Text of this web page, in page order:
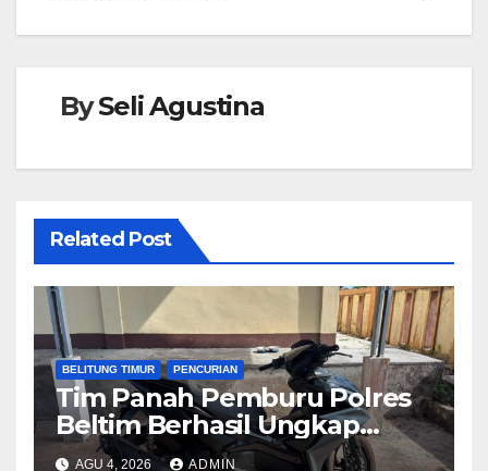
BySeli Agustina
Related Post
BELITUNG TIMUR PENCURIAN
Tim Panah Pemburu Polres
Beltim Berhasil Ungkap
Kasus Curanmor, Dua
AGU 4, 2026 ADMIN